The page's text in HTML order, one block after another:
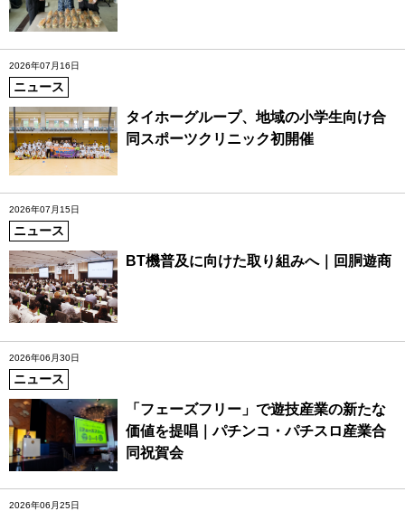
2026年07月16日
ニュース
タイホーグループ、地域の小学生向け合
同スポーツクリニック初開催
2026年07月15日
ニュース
BT機普及に向けた取り組みへ｜回胴遊商
2026年06月30日
ニュース
「フェーズフリー」で遊技産業の新たな
価値を提唱｜パチンコ・パチスロ産業合
同祝賀会
2026年06月25日